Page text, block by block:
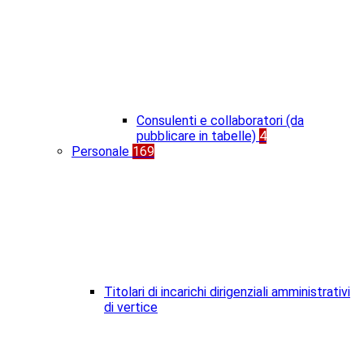
Consulenti e collaboratori (da
pubblicare in tabelle) 4
Personale 169
Titolari di incarichi dirigenziali amministrativi
di vertice